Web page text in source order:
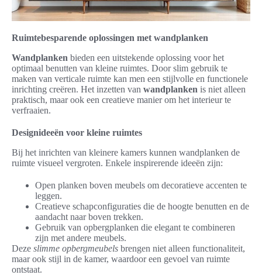
Ruimtebesparende oplossingen met wandplanken
Wandplanken bieden een uitstekende oplossing voor het
optimaal benutten van kleine ruimtes. Door slim gebruik te
maken van verticale ruimte kan men een stijlvolle en functionele
inrichting creëren. Het inzetten van wandplanken is niet alleen
praktisch, maar ook een creatieve manier om het interieur te
verfraaien.
Designideeën voor kleine ruimtes
Bij het inrichten van kleinere kamers kunnen wandplanken de
ruimte visueel vergroten. Enkele inspirerende ideeën zijn:
Open planken boven meubels om decoratieve accenten te
leggen.
Creatieve schapconfiguraties die de hoogte benutten en de
aandacht naar boven trekken.
Gebruik van opbergplanken die elegant te combineren
zijn met andere meubels.
Deze slimme opbergmeubels brengen niet alleen functionaliteit,
maar ook stijl in de kamer, waardoor een gevoel van ruimte
ontstaat.